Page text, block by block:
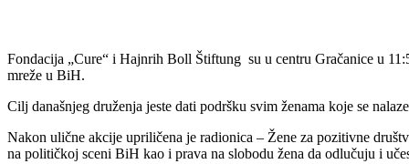
Fondacija „Cure“ i Hajnrih Boll Štiftung su u centru Gračanice u
mreže u BiH.
Cilj današnjeg druženja jeste dati podršku svim ženama koje se
Nakon ulične akcije upriličena je radionica – Žene za pozitivne
na političkoj sceni BiH kao i prava na slobodu žena da odlučuju i